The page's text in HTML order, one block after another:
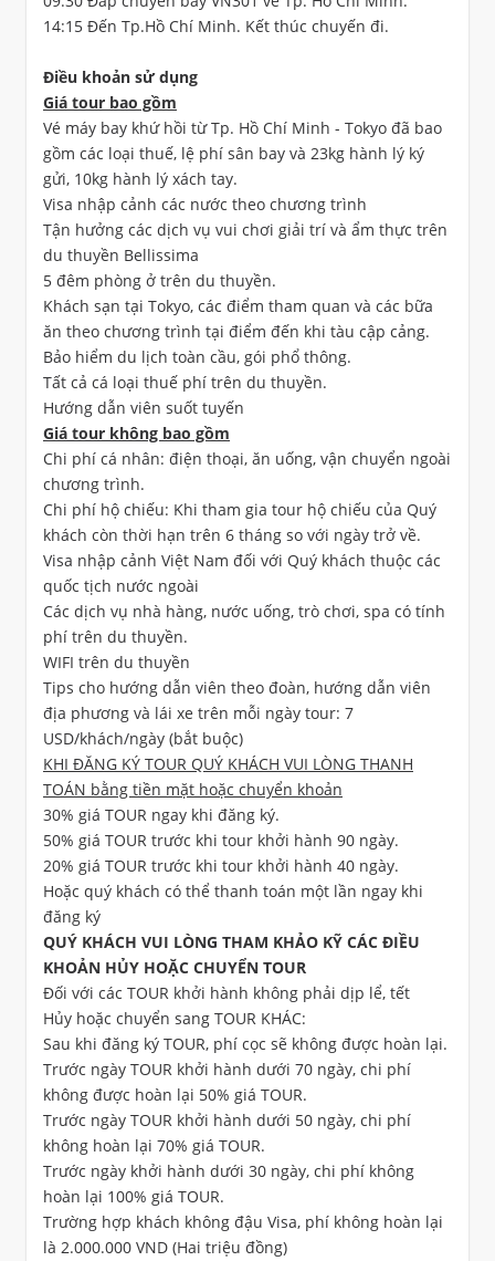
14:15 Đến Tp.Hồ Chí Minh. Kết thúc chuyến đi.
Điều khoản sử dụng
Giá tour bao gồm
Vé máy bay khứ hồi từ Tp. Hồ Chí Minh - Tokyo đã bao
gồm các loại thuế, lệ phí sân bay và 23kg hành lý ký
gửi, 10kg hành lý xách tay.
Visa nhập cảnh các nước theo chương trình
Tận hưởng các dịch vụ vui chơi giải trí và ẩm thực trên
du thuyền Bellissima
5 đêm phòng ở trên du thuyền.
Khách sạn tại Tokyo, các điểm tham quan và các bữa
ăn theo chương trình tại điểm đến khi tàu cập cảng.
Bảo hiểm du lịch toàn cầu, gói phổ thông.
Tất cả cá loại thuế phí trên du thuyền.
Hướng dẫn viên suốt tuyến
Giá tour không bao gồm
Chi phí cá nhân: điện thoại, ăn uống, vận chuyển ngoài
chương trình.
Chi phí hộ chiếu: Khi tham gia tour hộ chiếu của Quý
khách còn thời hạn trên 6 tháng so với ngày trở về.
Visa nhập cảnh Việt Nam đối với Quý khách thuộc các
quốc tịch nước ngoài
Các dịch vụ nhà hàng, nước uống, trò chơi, spa có tính
phí trên du thuyền.
WIFI trên du thuyền
Tips cho hướng dẫn viên theo đoàn, hướng dẫn viên
địa phương và lái xe trên mỗi ngày tour: 7
USD/khách/ngày (bắt buộc)
KHI ĐĂNG KÝ TOUR QUÝ KHÁCH VUI LÒNG THANH
TOÁN bằng tiền mặt hoặc chuyển khoản
30% giá TOUR ngay khi đăng ký.
50% giá TOUR trước khi tour khởi hành 90 ngày.
20% giá TOUR trước khi tour khởi hành 40 ngày.
Hoặc quý khách có thể thanh toán một lần ngay khi
đăng ký
QUÝ KHÁCH VUI LÒNG THAM KHẢO KỸ CÁC ĐIỀU
KHOẢN HỦY HOẶC CHUYỂN TOUR
Đối với các TOUR khởi hành không phải dịp lể, tết
Hủy hoặc chuyển sang TOUR KHÁC:
Sau khi đăng ký TOUR, phí cọc sẽ không được hoàn lại.
Trước ngày TOUR khởi hành dưới 70 ngày, chi phí
không được hoàn lại 50% giá TOUR.
Trước ngày TOUR khởi hành dưới 50 ngày, chi phí
không hoàn lại 70% giá TOUR.
Trước ngày khởi hành dưới 30 ngày, chi phí không
hoàn lại 100% giá TOUR.
Trường hợp khách không đậu Visa, phí không hoàn lại
là 2.000.000 VND (Hai triệu đồng)